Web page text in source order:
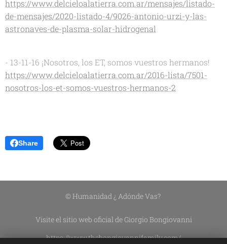
https://www.delcieloalatierra.com.ar/mensajes/listado-
de-mensajes/2020-listado-4/9026-antonio-urzi-y-las-
astronaves-de-plasma-solar-hidrogenal
- 13-11-16 ¡Nosotros, los ET, somos vuestros hermanos!
https://www.delcieloalatierra.com.ar/2016-lista/7501-
nosotros-los-et-somos-vuestros-hermanos-2
Share
© Humanidad ¿ Adónde Vas?
Visite el sitio web oficial de Giorgio Bongiovanni
https://www.thebongiovannifamily.com/